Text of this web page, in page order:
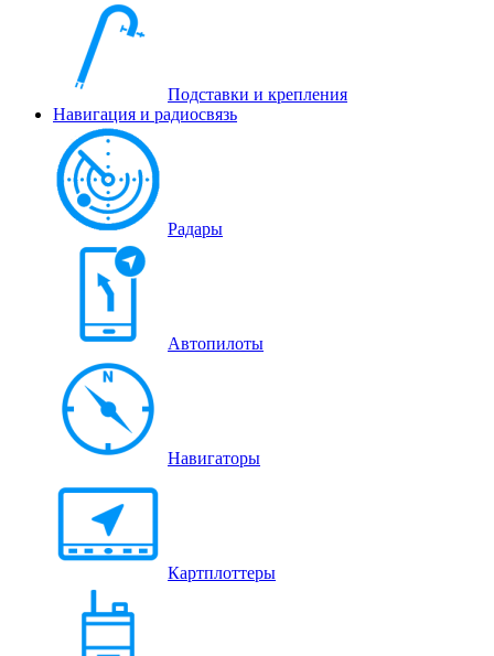
Подставки и крепления
Навигация и радиосвязь
Радары
Автопилоты
Навигаторы
Картплоттеры